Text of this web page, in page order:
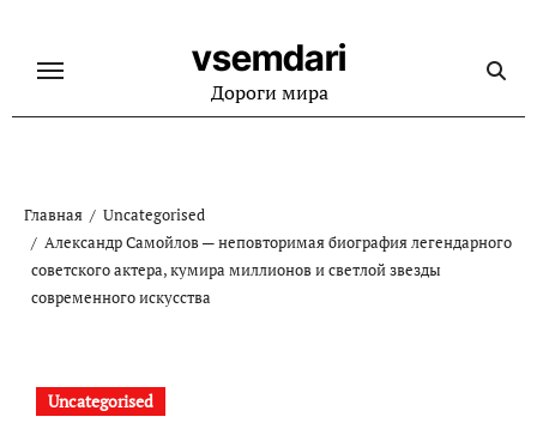
содержанию
vsemdari
Дороги мира
Главная
Uncategorised
Александр Самойлов — неповторимая биография легендарного
советского актера, кумира миллионов и светлой звезды
современного искусства
Uncategorised